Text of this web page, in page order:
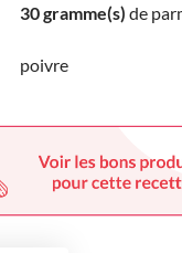
30 gramme(s) de
poivre